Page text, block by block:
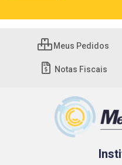
Meus Pedidos
Notas Fiscais